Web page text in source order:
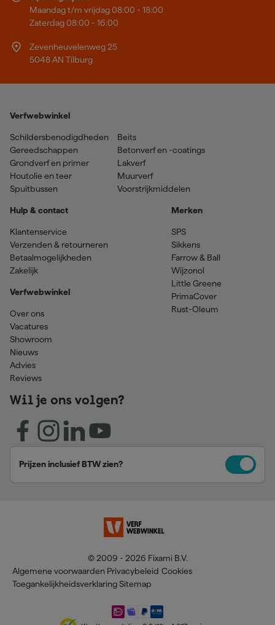
Maandag t/m vrijdag 08:00 - 18:00
Zaterdag 08:00 - 16:00
Zevenheuvelenweg 25
5048 AN Tilburg
Verfwebwinkel
Schildersbenodigdheden
Gereedschappen
Grondverf en primer
Houtolie en teer
Spuitbussen
Beits
Betonverf en -coatings
Lakverf
Muurverf
Voorstrijkmiddelen
Hulp & contact
Klantenservice
Verzenden & retourneren
Betaalmogelijkheden
Zakelijk
Verfwebwinkel
Over ons
Vacatures
Showroom
Nieuws
Advies
Reviews
Merken
SPS
Sikkens
Farrow & Ball
Wijzonol
Little Greene
PrimaCover
Rust-Oleum
Wil je ons volgen?
Prijzen inclusief BTW zien?
© 2009 - 2026 Fixami B.V.
Algemene voorwaarden Privacybeleid Cookies
Toegankelijkheidsverklaring Sitemap